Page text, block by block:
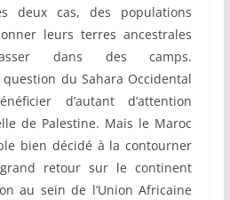
deux cas, des populations
leurs terres ancestrales
dans des camps.
du Sahara Occidental
d’autant d’attention
de Palestine. Mais le Maroc
bien décidé à la contourner
retour sur le continent
au sein de l’Union Africaine